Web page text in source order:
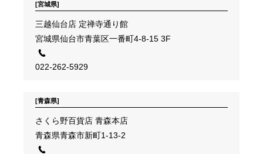
[宮城県]
三越仙台店 定禅寺通り館
宮城県仙台市青葉区一番町4-8-15 3F
022-262-5929
[青森県]
さくら野百貨店 青森本店
青森県青森市新町1-13-2